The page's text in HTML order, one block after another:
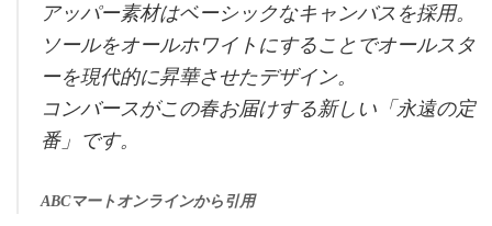
アッパー素材はベーシックなキャンバスを採用。
ソールをオールホワイトにすることでオールスタ
ーを現代的に昇華させたデザイン。
コンバースがこの春お届けする新しい「永遠の定
番」です。
ABCマートオンラインから引用